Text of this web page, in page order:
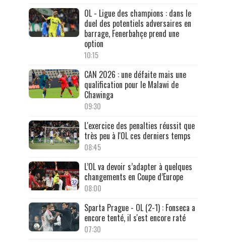
OL - Ligue des champions : dans le
duel des potentiels adversaires en
barrage, Fenerbahçe prend une
option
10:15
CAN 2026 : une défaite mais une
qualification pour le Malawi de
Chawinga
09:30
L'exercice des penalties réussit que
très peu à l'OL ces derniers temps
08:45
L’OL va devoir s’adapter à quelques
changements en Coupe d’Europe
08:00
Sparta Prague - OL (2-1) : Fonseca a
encore tenté, il s'est encore raté
07:30